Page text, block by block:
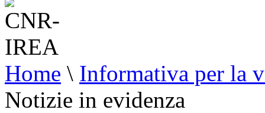
Home \ Informativa per la
Notizie in evidenza